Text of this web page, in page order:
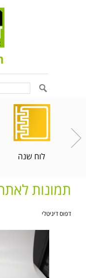
לוח שנה
תמונות לאתר
דפוס דיגיטלי